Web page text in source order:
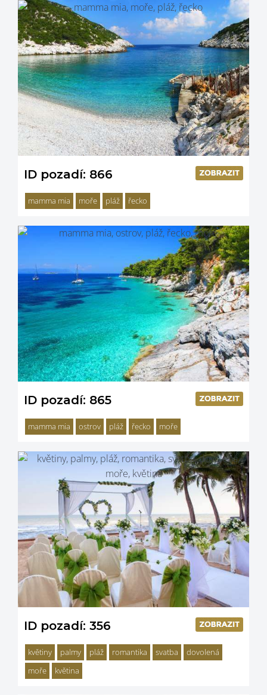
ID pozadí: 866
mamma mia moře pláž řecko
ID pozadí: 865
mamma mia ostrov pláž řecko moře
ID pozadí: 356
květiny palmy pláž romantika svatba
dovolená
moře
květina